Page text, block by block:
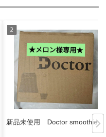
新品未使用 Doctor smoothie